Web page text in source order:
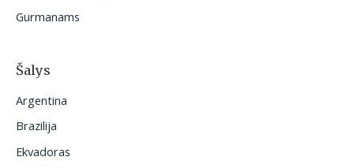
Gurmanams
Šalys
Argentina
Brazilija
Ekvadoras